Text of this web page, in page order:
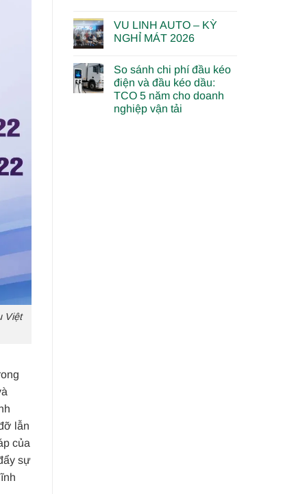
Việt
lẫn
của
sự
VU LINH AUTO – KỲ
NGHỈ MÁT 2026
So sánh chi phí đầu kéo
điện và đầu kéo dầu:
TCO 5 năm cho doanh
nghiệp vận tải